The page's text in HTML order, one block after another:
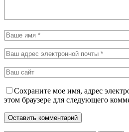
Сохраните мое имя, адрес
этом браузере для следующего